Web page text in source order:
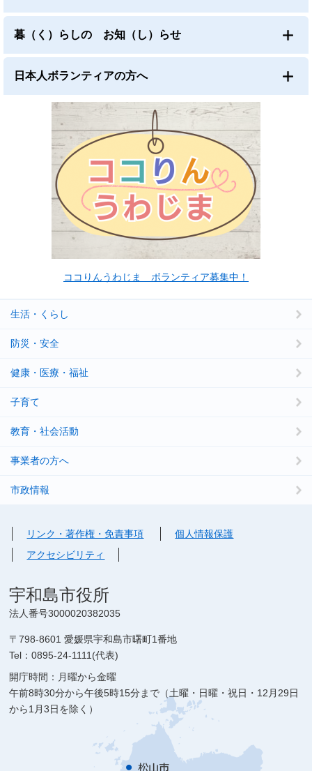
暮（く）らしの お知（し）らせ
日本人ボランティアの方へ
ココりんうわじま ボランティア募集中！
生活・くらし
防災・安全
健康・医療・福祉
子育て
教育・社会活動
事業者の方へ
市政情報
リンク・著作権・免責事項
個人情報保護
アクセシビリティ
宇和島市役所
法人番号3000020382035
〒798-8601 愛媛県宇和島市曙町1番地
Tel：0895-24-1111(代表)
開庁時間：月曜から金曜
午前8時30分から午後5時15分まで（土曜・日曜・祝日・12月29日
から1月3日を除く）